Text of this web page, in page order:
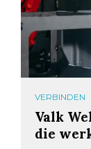
VERBINDEN
Valk
die